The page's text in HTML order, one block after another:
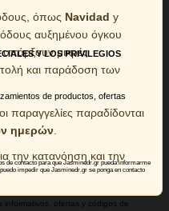
όπως Navidad y
αυξημένου όγκου
υπάρξουν μικρές
και παράδοση των
παραγγελίες παραδίδονται
ημερών
την κατανόηση και την
Y LOS PRIVILEGIOS
de productos, ofertas
de contacto para que Jasminedr.gr pueda informarme
impedir que Jasminedr.gr se ponga en contacto
informativos, ofertas y códigos de